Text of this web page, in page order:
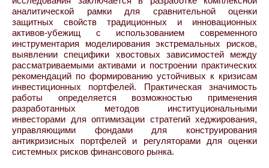
аналитической рамки для сравнительной оценки
защитных свойств традиционных и инновационных
активов-убежищ с использованием современного
инструментария моделирования экстремальных рисков,
выявлении специфики хвостовых зависимостей между
рассматриваемыми активами и построении практических
рекомендаций по формированию устойчивых к кризисам
инвестиционных портфелей. Практическая значимость
работы определяется возможностью применения
разработанных методов институциональными
инвесторами для оптимизации стратегий хеджирования,
управляющими фондами для конструирования
антикризисных портфелей и регуляторами для оценки
системных рисков финансового рынка.